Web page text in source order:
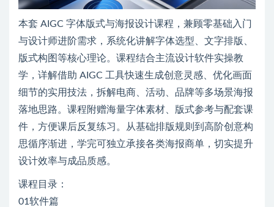
本套 AIGC 字体版式与海报设计课程，兼顾零基础入门
与设计师进阶需求，系统化讲解字体选型、文字排版、
版式构图等核心理论。课程结合主流设计软件实操教
学，详解借助 AIGC 工具快速生成创意灵感、优化画面
细节的实用技法，拆解电商、活动、品牌等多场景海报
落地思路。课程附赠海量字体素材、版式参考与配套课
件，方便课后反复练习。从基础排版规则到高阶创意构
思循序渐进，学完可独立承接各类海报商单，切实提升
设计效率与成品质感。
课程目录：
01软件篇